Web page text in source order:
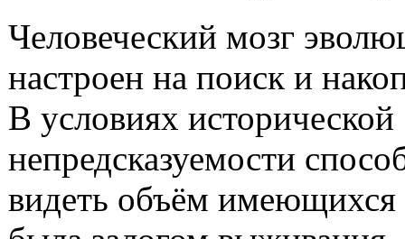
Человеческий мозг
настроен на поиск и
В условиях исторической
непредсказуемости
видеть объём имеющихся